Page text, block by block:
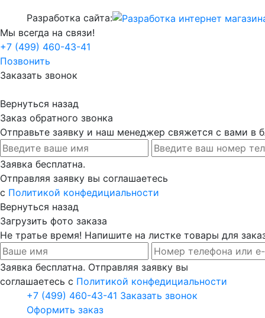
Разработка сайта:
Мы всегда на связи!
+7 (499) 460-43-41
Позвонить
Заказать звонок
Вернуться назад
Заказ обратного звонка
Отправьте заявку и наш менеджер свяжется с вами в
Заявка бесплатна.
Отправляя заявку вы соглашаетесь
с Политикой конфедициальности
Вернуться назад
Загрузить фото заказа
Не тратье время! Напишите на листке товары для
Заявка бесплатна. Отправляя заявку вы
соглашаетесь с Политикой конфедициальности
+7 (499) 460-43-41 Заказать звонок
Оформить заказ